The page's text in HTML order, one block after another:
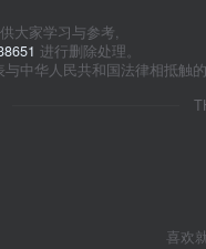
大家学习与参考,
进行删除处理。
中华人民共和国法律相抵触的
喜欢